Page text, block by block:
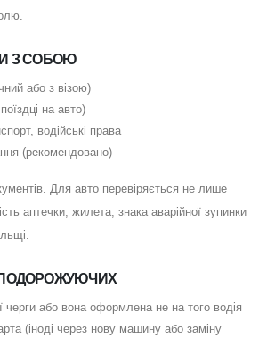
З СОБОЮ
або з візою)
на авто)
водійські права
(рекомендовано)
Для авто перевіряється не лише
аптечки, жилета, знака аварійної зупинки
черги або вона оформлена не на того водія
(іноді через нову машину або заміну